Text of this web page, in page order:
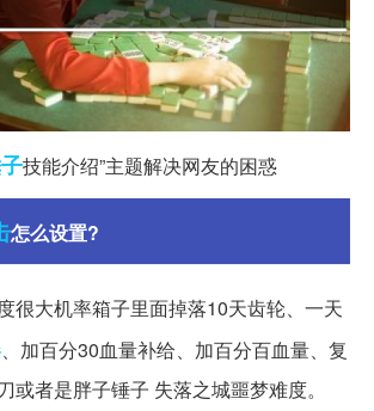
技能介绍”主题解决网友的困惑
怎么设置?
很大机率箱子里面掉落10天齿轮、一天
、加百分30血量补给、加百分百血量、复
或者是胖子锤子 失落之城噩梦难度。